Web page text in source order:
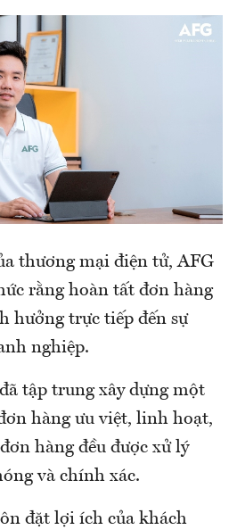
thương mại điện tử, AFG
rằng hoàn tất đơn hàng
hưởng trực tiếp đến sự
nghiệp.
tập trung xây dựng một
hàng ưu việt, linh hoạt,
hàng đều được xử lý
và chính xác.
đặt lợi ích của khách